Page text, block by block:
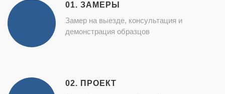
01. ЗАМЕРЫ
Замер на выезде, консультация и
демонстрация образцов
02. ПРОЕКТ